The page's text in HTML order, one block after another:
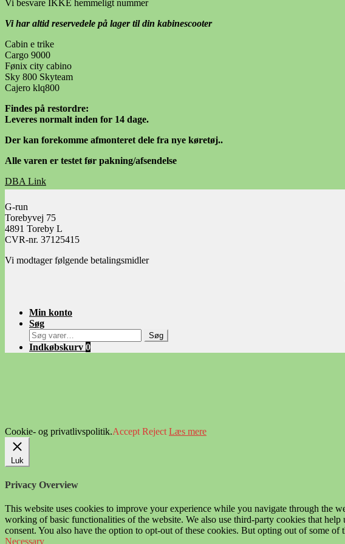
Vi besvare IKKE hemmeligt nummer
Vi har altid reservedele på lager til din kabinescooter
Cabin e trike
Cargo 9000
Fønix city cabino
Sky 800 Skyteam
Cajero klq800
Findes på restordre:
Leveres normalt inden for 14 dage.
Der kan forekomme afmonteret dele fra nye køretøj..
Alle varen er testet før pakning/afsendelse
DBA Link
Facebook Link
G-run
Torebyvej 75
4891 Toreby L
CVR-nr. 37125415
Vi modtager følgende betalingsmidler
Min konto
Søg
Søg
efter:
Søg
Indkøbskurv 0
Cookie- og privatlivspolitik.Accept Reject Læs mere
Luk
Privacy Overview
This website uses cookies to improve your experience while you navigate through the
working of basic functionalities of the website. We also use third-party cookies that
consent. You also have the option to opt-out of these cookies. But opting out of some
Necessary